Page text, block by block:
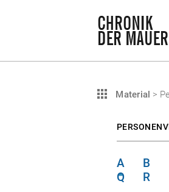
Material >
A B
Q
R